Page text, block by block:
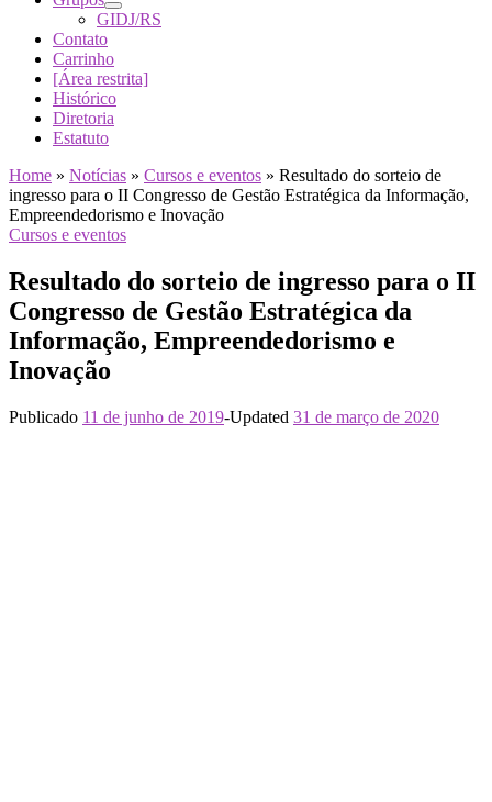
GIDJ/RS
Contato
Carrinho
[Área restrita]
Histórico
Diretoria
Estatuto
Home » Notícias » Cursos e eventos » Resultado do sorteio de
ingresso para o II Congresso de Gestão Estratégica da Informação,
Empreendedorismo e Inovação
Cursos e eventos
Resultado do sorteio de ingresso para o II
Congresso de Gestão Estratégica da
Informação, Empreendedorismo e
Inovação
Publicado 11 de junho de 2019-Updated 31 de março de 2020